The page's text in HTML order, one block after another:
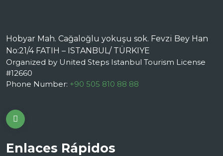
Hobyar Mah. Cağaloğlu yokuşu sok. Fevzi Bey Han
No:21/4 FATIH – ISTANBUL/ TÜRKIYE
Organized by United Steps Istanbul Tourism License
#12660
Phone Number: +90 505 810 88 88
Enlaces Rápidos